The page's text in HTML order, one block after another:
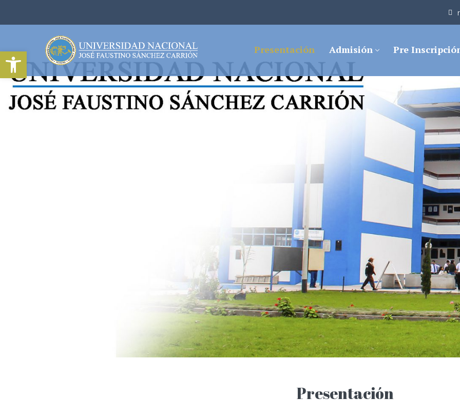
Abrir barra de herramientas Presentación Admisión Pre
Presentación